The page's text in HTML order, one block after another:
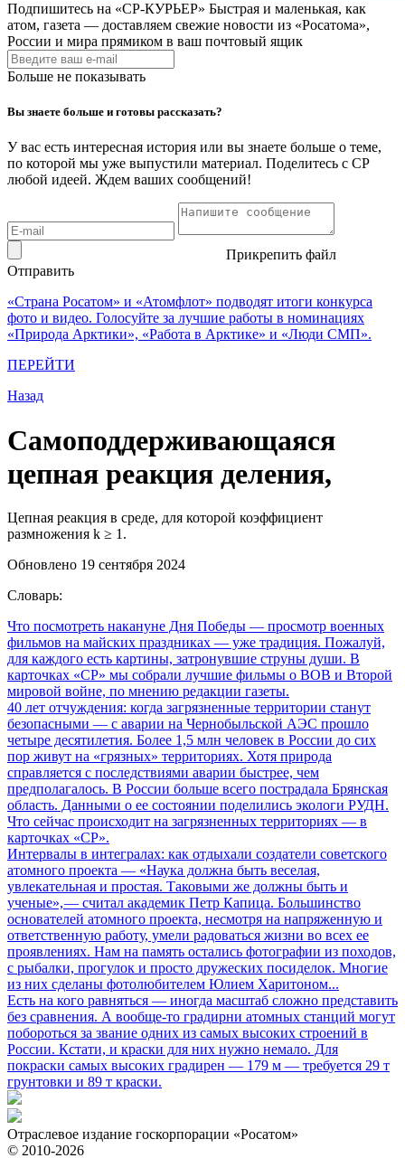
Подпишитесь на «СР-КУРЬЕР» Быстрая и маленькая, как
атом, газета — доставляем свежие новости из «Росатома»,
России и мира прямиком в ваш почтовый ящик
Больше не показывать
Вы знаете больше и готовы рассказать?
У вас есть интересная история или вы знаете больше о теме,
по которой мы уже выпустили материал. Поделитесь с СР
любой идеей. Ждем ваших сообщений!
Прикрепить файл
Отправить
«Страна Росатом» и «Атомфлот» подводят итоги конкурса
фото и видео. Голосуйте за лучшие работы в номинациях
«Природа Арктики», «Работа в Арктике» и «Люди СМП».
ПЕРЕЙТИ
Назад
Самоподдерживающаяся
цепная реакция деления,
Цепная реакция в среде, для которой коэффициент
размножения k ≥ 1.
Обновлено 19 сентября 2024
Словарь:
Что посмотреть накануне Дня Победы — просмотр военных
фильмов на майских праздниках — уже традиция. Пожалуй,
для каждого есть картины, затронувшие струны души. В
карточках «СР» мы собрали лучшие фильмы о ВОВ и Второй
мировой войне, по мнению редакции газеты.
40 лет отчуждения: когда загрязненные территории станут
безопасными — с аварии на Чернобыльской АЭС прошло
четыре десятилетия. Более 1,5 млн человек в России до сих
пор живут на «грязных» территориях. Хотя природа
справляется с последствиями аварии быстрее, чем
предполагалось. В России больше всего пострадала Брянская
область. Данными о ее состоянии поделились экологи РУДН.
Что сейчас происходит на загрязненных территориях — в
карточках «СР».
Интервалы в интегралах: как отдыхали создатели советского
атомного проекта — «Наука должна быть веселая,
увлекательная и простая. Таковыми же должны быть и
ученые», — считал академик Петр Капица. Большинство
основателей атомного проекта, несмотря на напряженную и
ответственную работу, умели радоваться жизни во всех ее
проявлениях. Нам на память остались фотографии из походов,
с рыбалки, прогулок и просто дружеских посиделок. Многие
из них сделаны фотолюбителем Юлием Харитоном...
Есть на кого равняться — иногда масштаб сложно представить
без сравнения. А вообще-то градирни атомных станций могут
побороться за звание одних из самых высоких строений в
России. Кстати, и краски для них нужно немало. Для
покраски самых высоких градирен — 179 м — требуется 29 т
грунтовки и 89 т краски.
Отраслевое издание госкорпорации «Росатом»
© 2010-2026